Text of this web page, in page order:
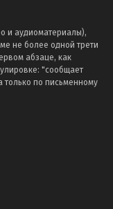
и аудиоматериалы),
не более одной трети
абзаце, как
"сообщает
по письменному